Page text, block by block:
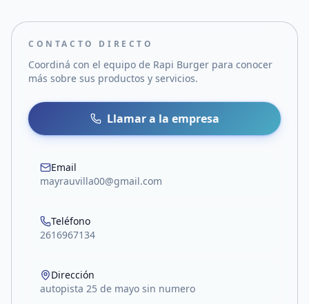
CONTACTO DIRECTO
Coordiná con el equipo de Rapi Burger para conocer
más sobre sus productos y servicios.
Llamar a la empresa
Email
mayrauvilla00@gmail.com
Teléfono
2616967134
Dirección
autopista 25 de mayo sin numero